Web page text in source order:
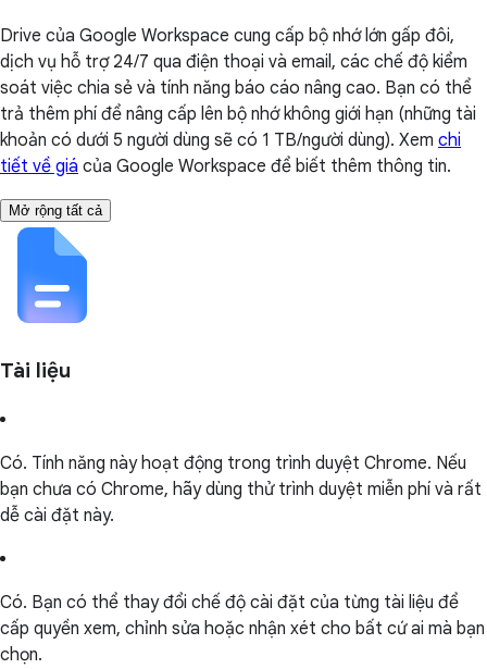
Drive của Google Workspace cung cấp bộ nhớ lớn gấp đôi,
dịch vụ hỗ trợ 24/7 qua điện thoại và email, các chế độ kiểm
soát việc chia sẻ và tính năng báo cáo nâng cao. Bạn có thể
trả thêm phí để nâng cấp lên bộ nhớ không giới hạn (những tài
khoản có dưới 5 người dùng sẽ có 1 TB/người dùng). Xem chi
tiết về giá của Google Workspace để biết thêm thông tin.
Mở rộng tất cả
Tài liệu
Có. Tính năng này hoạt động trong trình duyệt Chrome. Nếu
bạn chưa có Chrome, hãy dùng thử trình duyệt miễn phí và rất
dễ cài đặt này.
Có. Bạn có thể thay đổi chế độ cài đặt của từng tài liệu để
cấp quyền xem, chỉnh sửa hoặc nhận xét cho bất cứ ai mà bạn
chọn.